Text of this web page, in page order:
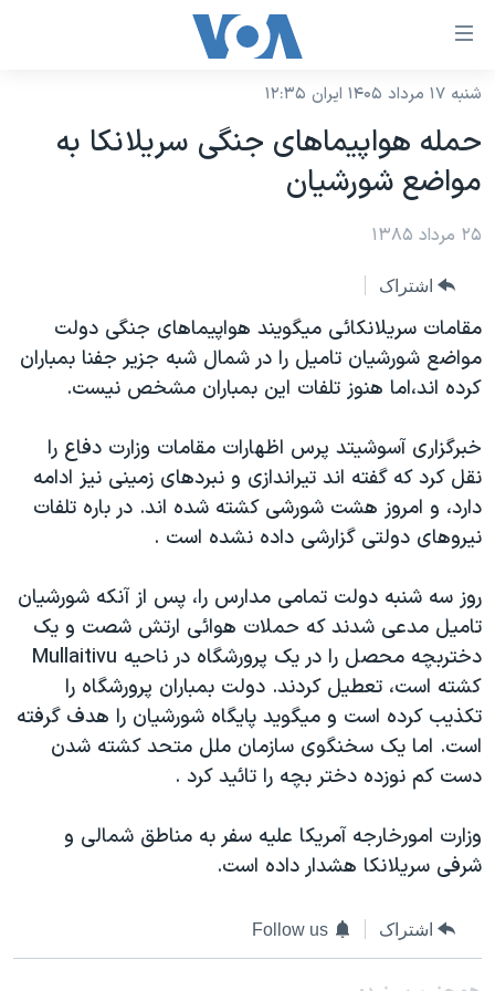
لینکهای
دسترسی
جهش
محتوای
اصلی
صفحه
اصلی
جهش
جستجو
نسخه سبک وب‌سایت
موضوع ها
ایران
آمریکا
جهان
ورزشی
گزیده‌ها
ویژه برنامه‌ها
ویدیوها
فرهنگ و زندگی
اقتصادی
علم و فناوری
اسرائیل در جنگ
گالری عکس
آرشیو پخش زنده
برنامه های تلویزیونی
جدول برنامه ها
صفحه‌های ویژه
جام جهانی ۲۰۲۶
عملیات خشم حماسی
۲۵۰سالگی آمریکا
بایگانی برنامه‌های تلویزیونی
مستندها
حمله جمهوری اسلامی به اسرائیل
رمز مهسا
ورزش زنان در ایران
اعتراضات زن، زندگی، آزادی
مجموعه مستندهای دادخواهی
تریبونال مردمی آبان ۹۸
دادگاه حمید نوری
چهل سال گروگان‌گیری
اعتراضات مردمی آبان ۹۸
فرکانس‌های صدای آمریکا
پخش رادیویی
یادگیری زبان انگلیسی
دنبال کنید
زبانهای مختلف
شنبه ۱۷ مرداد ۱۴۰۵ ایران ۱۲:۳۵
حمله هواپيماهای جنگی سريلانکا به
مواضع شورشيان
۲۵ مرداد ۱۳۸۵
اشتراک
مقامات سريلانکائی ميگويند هواپيماهای جنگی دولت
مواضع شورشيان تاميل را در شمال شبه جزير جفنا بمباران
کرده اند،اما هنوز تلفات اين بمباران مشخص نيست.
خبرگزاری آسوشيتد پرس اظهارات مقامات وزارت دفاع را
نقل کرد که گفته اند تيراندازی و نبردهای زمينی نيز ادامه
دارد، و امروز هشت شورشی کشته شده اند. در باره تلفات
نيروهای دولتی گزارشی داده نشده است .
روز سه شنبه دولت تمامی مدارس را، پس از آنکه شورشيان
تاميل مدعی شدند که حملات هوائی ارتش شصت و يک
دختربچه محصل را در يک پرورشگاه در ناحيه Mullaitivu
کشته است، تعطيل کردند. دولت بمباران پرورشگاه را
تکذيب کرده است و ميگويد پايگاه شورشيان را هدف گرفته
است. اما يک سخنگوی سازمان ملل متحد کشته شدن
دست کم نوزده دختر بچه را تائيد کرد .
وزارت امورخارجه آمريکا عليه سفر به مناطق شمالی و
شرفی سريلانکا هشدار داده است.
اشتراک Follow us